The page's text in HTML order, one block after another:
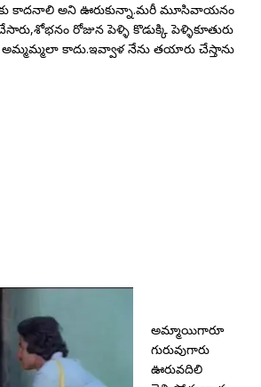
కాదనాలి అని ఊరుకున్నా.మరీ మూసివాయనం
రోజున పెళ్ళి కొడుక్కి పెళ్ళికూతురు
కాదు.ఇవ్వాళ నేను తయారు చేస్తాను
అమ్మాయిగారూ
గురువుగారు
ఊరువదిలి